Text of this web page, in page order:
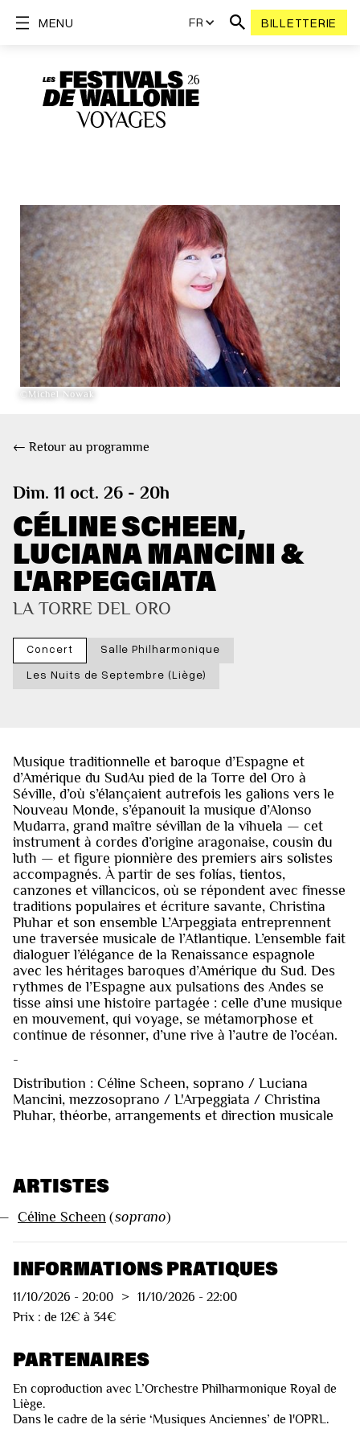
FR BILLETTERIE
MENU
©Michel Nowak
← Retour au programme
Dim. 11 oct. 26 - 20h
CÉLINE SCHEEN,
LUCIANA MANCINI &
L'ARPEGGIATA
LA TORRE DEL ORO
Concert
Salle Philharmonique
Les Nuits de Septembre (Liège)
Musique traditionnelle et baroque d’Espagne et
d’Amérique du SudAu pied de la Torre del Oro à
Séville, d’où s’élançaient autrefois les galions vers le
Nouveau Monde, s’épanouit la musique d’Alonso
Mudarra, grand maître sévillan de la vihuela — cet
instrument à cordes d’origine aragonaise, cousin du
luth — et figure pionnière des premiers airs solistes
accompagnés. À partir de ses folías, tientos,
canzones et villancicos, où se répondent avec finesse
traditions populaires et écriture savante, Christina
Pluhar et son ensemble L’Arpeggiata entreprennent
une traversée musicale de l’Atlantique. L’ensemble fait
dialoguer l’élégance de la Renaissance espagnole
avec les héritages baroques d’Amérique du Sud. Des
rythmes de l’Espagne aux pulsations des Andes se
tisse ainsi une histoire partagée : celle d’une musique
en mouvement, qui voyage, se métamorphose et
continue de résonner, d’une rive à l’autre de l’océan.
-
Distribution : Céline Scheen, soprano / Luciana
Mancini, mezzosoprano / L'Arpeggiata / Christina
Pluhar, théorbe, arrangements et direction musicale
ARTISTES
Céline Scheen (soprano)
INFORMATIONS PRATIQUES
11/10/2026 - 20:00 > 11/10/2026 - 22:00
Prix : de 12€ à 34€
PARTENAIRES
En coproduction avec L’Orchestre Philharmonique Royal de
Liège.
Dans le cadre de la série ‘Musiques Anciennes’ de l'OPRL.